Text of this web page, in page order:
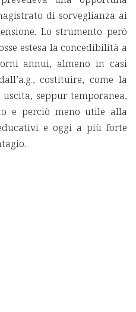
di sorveglianza ai
Lo strumento però
estesa la concedibilità a
annui, almeno in casi
costituire, come la
seppur temporanea,
e perciò meno utile alla
e oggi a più forte